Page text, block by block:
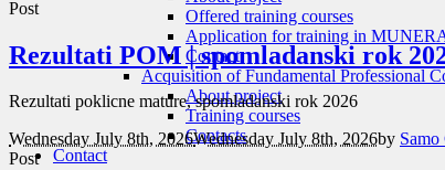
Offered training courses
Application for training in
Contact
Acquisition of Fundamental Professional
About project
Training courses
Contacts
Contact
Post
Rezultati POM | spomladanski rok
Rezultati poklicne mature, spomladanski rok 2026
Wednesday July 8th, 2026Wednesday July 8th, 2026by
Post